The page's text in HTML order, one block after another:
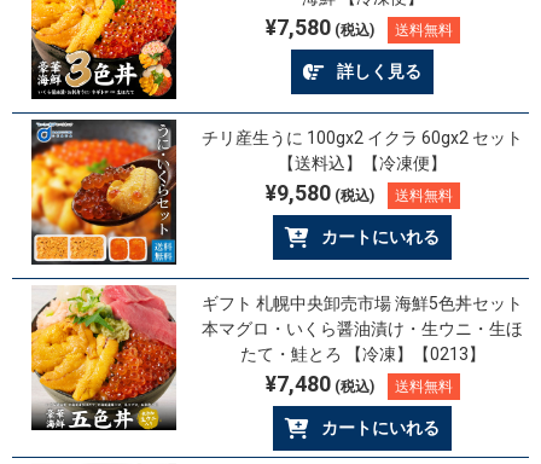
¥7,580(税込) 送料無料
詳しく見る
チリ産生うに 100gx2 イクラ 60gx2 セット
【送料込】【冷凍便】
¥9,580(税込) 送料無料
カートにいれる
ギフト 札幌中央卸売市場 海鮮5色丼セット
本マグロ・いくら醤油漬け・生ウニ・生ほ
たて・鮭とろ 【冷凍】【0213】
¥7,480(税込) 送料無料
カートにいれる